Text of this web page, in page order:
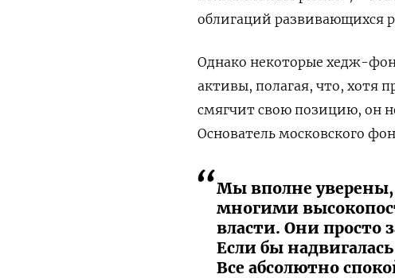
облигаций развивающихся
Однако некоторые хедж-
активы, полагая, что, хотя
смягчит свою позицию, он
Основатель московского
Мы вполне уверены,
многими
власти. Они
Если бы
Все абсолютно